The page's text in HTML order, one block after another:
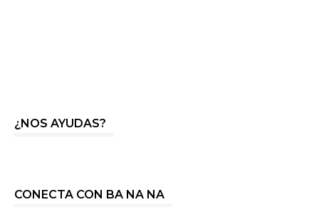
¿NOS AYUDAS?
CONECTA CON BA NA NA